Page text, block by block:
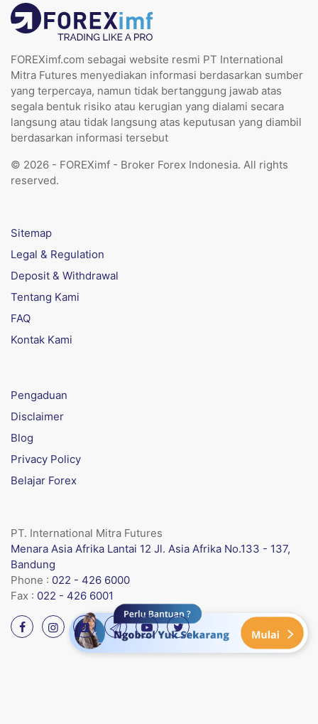
FOREXimf.com sebagai website resmi PT International
Mitra Futures menyediakan informasi berdasarkan sumber
yang terpercaya, namun tidak bertanggung jawab atas
segala bentuk risiko atau kerugian yang dialami secara
langsung atau tidak langsung atas keputusan yang diambil
berdasarkan informasi tersebut
© 2026 - FOREXimf - Broker Forex Indonesia. All rights
reserved.
Sitemap
Legal & Regulation
Deposit & Withdrawal
Tentang Kami
FAQ
Kontak Kami
Pengaduan
Disclaimer
Blog
Privacy Policy
Belajar Forex
PT. International Mitra Futures
Menara Asia Afrika Lantai 12 Jl. Asia Afrika No.133 - 137,
Bandung
Phone : 022 - 426 6000
Fax : 022 - 426 6001